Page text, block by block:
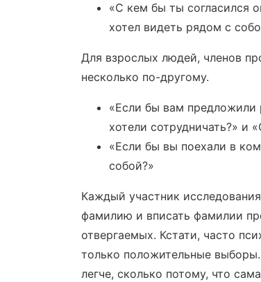
«С кем бы ты согласился
хотел видеть рядом с
Для взрослых людей, членов
несколько по-другому.
«Если бы вам предложили
хотели сотрудничать?» и
«Если бы вы поехали в
собой?»
Каждый участник
фамилию и вписать фамилии
отвергаемых. Кстати, часто
только положительные
легче, сколько потому, что